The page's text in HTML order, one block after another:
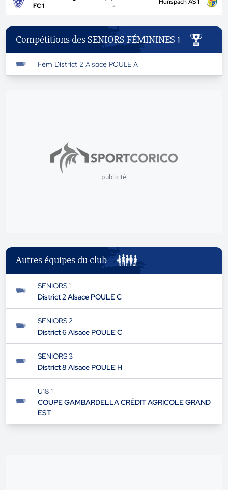
FC 1
-
Compétitions des SENIORS FÉMININES 1
Fém District 2 Alsace POULE A
Autres équipes du club
SENIORS 1
District 2 Alsace POULE C
SENIORS 2
District 6 Alsace POULE C
SENIORS 3
District 8 Alsace POULE H
U18 1